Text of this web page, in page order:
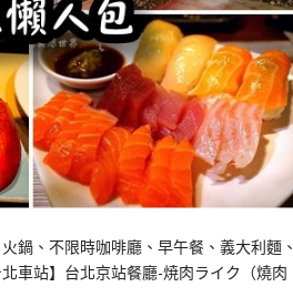
鍋、不限時咖啡廳、早午餐、義大利麵、
車站】台北京站餐廳-焼肉ライク（燒肉